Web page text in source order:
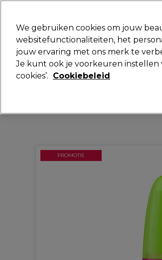
Merken Deals
Volgende dag geleverd*
PROMOTIE
We gebruiken cookies om jouw
websitefunctionaliteiten, het
jouw ervaring met ons merk te
Je kunt ook je voorkeuren instellen
cookies’. Cookiebeleid